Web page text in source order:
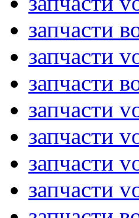
запчасти
запчасти
запчасти
запчасти
запчасти
запчасти
запчасти